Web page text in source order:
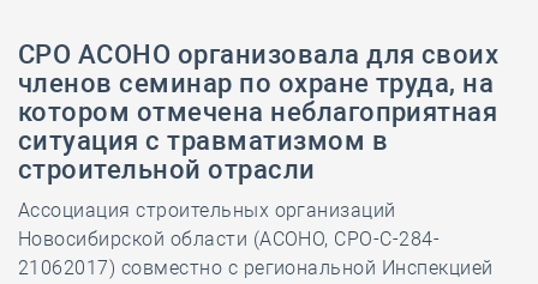
СРО АСОНО организовала для своих
членов семинар по охране труда, на
котором отмечена неблагоприятная
ситуация с травматизмом в
строительной отрасли
Ассоциация строительных организаций
Новосибирской области (АСОНО, СРО-С-284-
21062017) совместно с региональной Инспекцией